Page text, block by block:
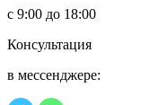
с 9:00 до 18:00
Консультация
в мессенджере: